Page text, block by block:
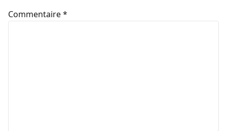
Commentaire*